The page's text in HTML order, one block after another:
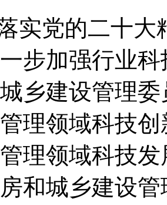
实党的二十
步加强行业
乡建设管理
理领域科技
理领域科技
房和城乡建设